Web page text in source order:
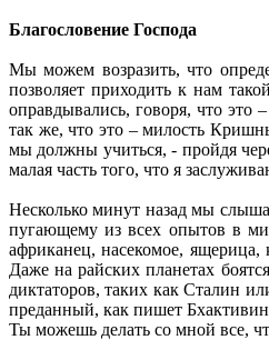
Благословение Господа
Мы можем возразить, что
позволяет приходить к нам
оправдывались, говоря, что
так же, что это – милость
мы должны учиться, - пройдя
малая часть того, что я
Несколько минут назад мы
пугающему из всех опытов в
африканец, насекомое,
Даже на райских планетах
диктаторов, таких как Сталин
преданный, как пишет
Ты можешь делать со мной все,